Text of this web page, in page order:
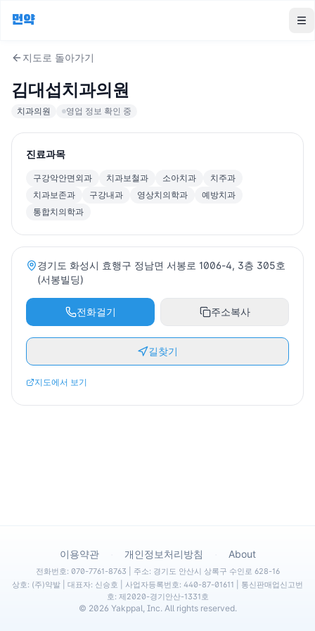
먼약
지도로 돌아가기
김대섭치과의원
치과의원 영업 정보 확인 중
진료과목
구강악안면외과 치과보철과 소아치과
치주과
치과보존과
구강내과 영상치의학과
예방치과
통합치의학과
경기도 화성시 효행구 정남면 서봉로 1006-4, 3층 305호
(서봉빌딩)
전화걸기 주소복사
길찾기
지도에서 보기
이용약관 개인정보처리방침 About
전화번호: 070-7761-8763 | 주소: 경기도 안산시 상록구 수인로 628-16
상호: (주)약발 | 대표자: 신승호 | 사업자등록번호: 440-87-01611 | 통신판매업신고번
호: 제2020-경기안산-1331호
© 2026 Yakppal, Inc. All rights reserved.